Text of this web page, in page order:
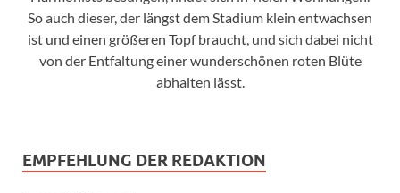
So auch dieser, der längst dem Stadium klein entwachsen
ist und einen größeren Topf braucht, und sich dabei nicht
von der Entfaltung einer wunderschönen roten Blüte
abhalten lässt.
EMPFEHLUNG DER REDAKTION